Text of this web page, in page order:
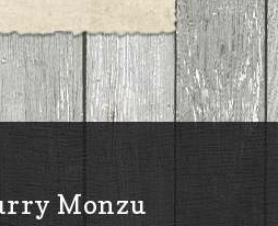
Monzu